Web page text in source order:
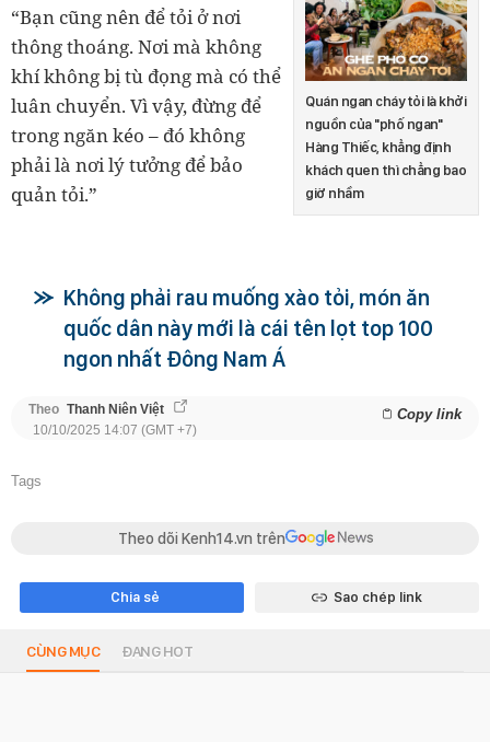
Quán ngan cháy tỏi là khởi
nguồn của "phố ngan"
Hàng Thiếc, khẳng định
khách quen thì chẳng bao
giờ nhầm
“Bạn cũng nên để tỏi ở nơi
thông thoáng. Nơi mà không
khí không bị tù đọng mà có thể
luân chuyển. Vì vậy, đừng để
trong ngăn kéo – đó không
phải là nơi lý tưởng để bảo
quản tỏi.”
Không phải rau muống xào tỏi, món ăn
quốc dân này mới là cái tên lọt top 100
ngon nhất Đông Nam Á
Theo Thanh Niên Việt Copy link
10/10/2025 14:07 (GMT +7)
Tags
Theo dõi Kenh14.vn trên
Chia sẻ Sao chép link
CÙNG MỤC ĐANG HOT